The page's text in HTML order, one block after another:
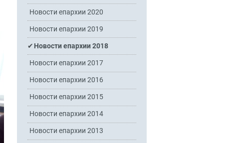
Новости епархии 2020
Новости епархии 2019
Новости епархии 2018
Новости епархии 2017
Новости епархии 2016
Новости епархии 2015
Новости епархии 2014
Новости епархии 2013